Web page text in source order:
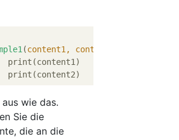
(content1, content2
wie das.
Sie die
die an die